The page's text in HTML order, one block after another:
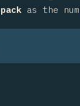
as the